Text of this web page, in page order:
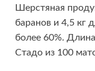
Шерстяная
баранов и 4,5 кг
более 60%.
Стадо из 100